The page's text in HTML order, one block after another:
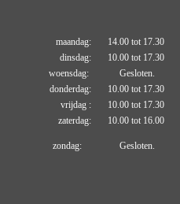
maandag: 14.00 tot 17.30
dinsdag: 10.00 tot 17.30
woensdag: Gesloten.
donderdag: 10.00 tot 17.30
vrijdag : 10.00 tot 17.30
zaterdag: 10.00 tot 16.00
zondag: Gesloten.